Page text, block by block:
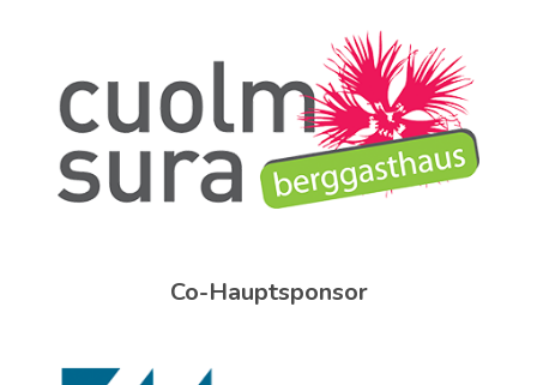
Co-Hauptsponsor